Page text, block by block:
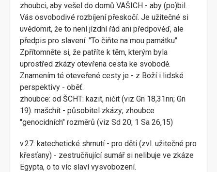
zhoubci, aby vešel do domů VAŠICH - aby (po)bil.
Vás osvobodivé rozbíjení přeskočí. Je užitečné si
uvědomit, že to není jízdní řád ani předpověď, ale
předpis pro slavení: "To čiňte na mou památku".
Zpřítomněte si, že patříte k těm, kterým byla
uprostřed zkázy otevřena cesta ke svobodě.
Znamením té oteveřené cesty je - z Boží i lidské
perspektivy - oběť.
zhoubce: od ŠCHT: kazit, ničit (viz Gn 18,31nn; Gn
19). mašchít - působitel zkázy; zhoubce
"genocidních" rozměrů (viz Sd 20; 1 Sa 26,15)
v.27: katechetické shrnutí - pro děti (zvl. užitečné pro
křesťany) - zestručňující sumář si nelibuje ve zkáze
Egypta, o to víc slaví vysvobození.